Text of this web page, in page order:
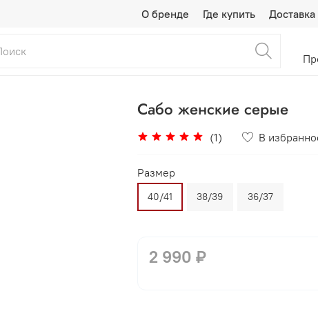
О бренде Где купить Доставка
Сабо женские серые
(1) В
Размер
40/41 38/39 36/37
2 990 ₽